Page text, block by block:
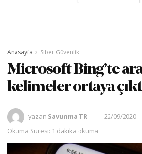
Anasayfa Siber Güvenlik
Microsoft Bing’te
kelimeler ortaya
yazan Savunma TR
22/09/2020
Okuma Süresi: 1 dakika okuma